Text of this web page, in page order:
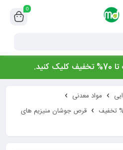
0
مواد معدنی
قرص جوشان منیزیم های